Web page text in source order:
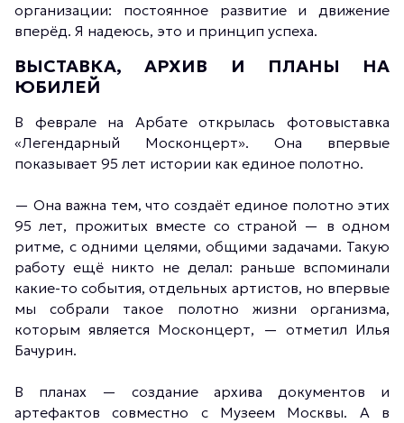
организации: постоянное развитие и движение
вперёд. Я надеюсь, это и принцип успеха.
ВЫСТАВКА, АРХИВ И ПЛАНЫ НА
ЮБИЛЕЙ
В феврале на Арбате открылась фотовыставка
«Легендарный Москонцерт». Она впервые
показывает 95 лет истории как единое полотно.
— Она важна тем, что создаёт единое полотно этих
95 лет, прожитых вместе со страной — в одном
ритме, с одними целями, общими задачами. Такую
работу ещё никто не делал: раньше вспоминали
какие-то события, отдельных артистов, но впервые
мы собрали такое полотно жизни организма,
которым является Москонцерт, — отметил Илья
Бачурин.
В планах — создание архива документов и
артефактов совместно с Музеем Москвы. А в